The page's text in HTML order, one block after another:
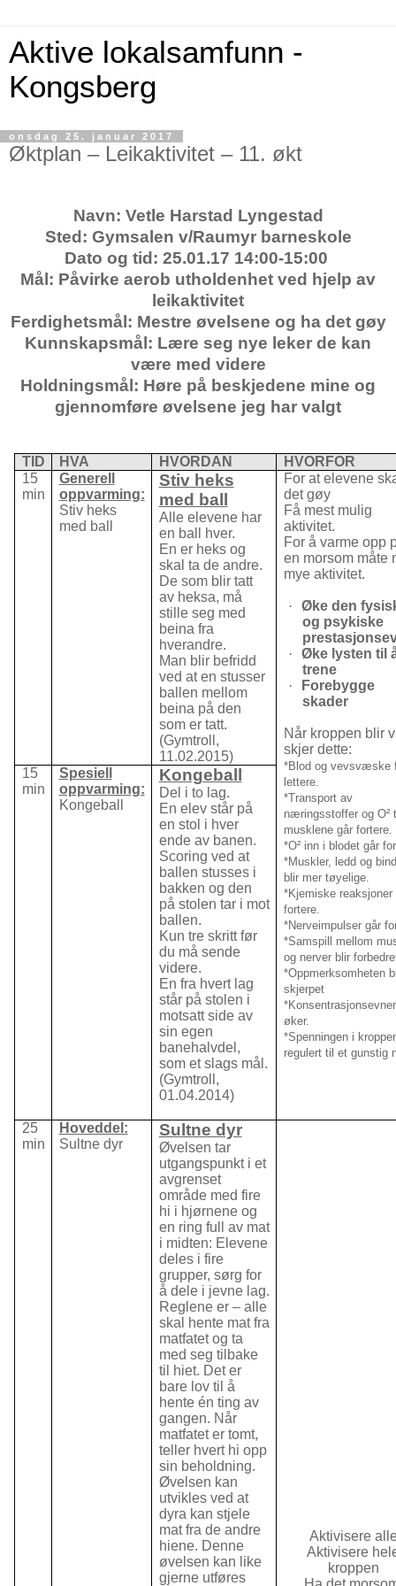
Aktive lokalsamfunn -
Kongsberg
onsdag 25. januar 2017
Øktplan – Leikaktivitet – 11. økt
Navn: Vetle Harstad Lyngestad
Sted: Gymsalen v/Raumyr barneskole
Dato og tid: 25.01.17 14:00-15:00
Mål: Påvirke aerob utholdenhet ved hjelp av
leikaktivitet
Ferdighetsmål: Mestre øvelsene og ha det gøy
Kunnskapsmål: Lære seg nye leker de kan
være med videre
Holdningsmål: Høre på beskjedene mine og
gjennomføre øvelsene jeg har valgt
TID HVA HVORDAN
HVORFOR
15
min
Generell
oppvarming:
Stiv heks
med ball
Stiv heks
med ball
Alle elevene har
en ball hver.
En er heks og
skal ta de andre.
De som blir tatt
av heksa, må
stille seg med
beina fra
hverandre.
Man blir befridd
ved at en stusser
ballen mellom
beina på den
som er tatt.
(Gymtroll,
11.02.2015)
For at elevene
det gøy
Få mest mulig
aktivitet.
For å varme opp
en morsom måte
mye aktivitet.
·
Øke den
og psykiske
·
Øke lysten til
trene
·
Forebygge
skader
Når kroppen blir
skjer dette:
*Blod og vevsvæske
lettere.
*Transport av
næringsstoffer og O²
musklene går fortere.
*O² inn i blodet går
*Muskler, ledd og
blir mer tøyelige.
*Kjemiske reaksjoner
fortere.
*Nerveimpulser går
*Samspill mellom
og nerver blir
*Oppmerksomheten
skjerpet
øker.
*Spenningen i
regulert til et gunstig
15
min
Spesiell
oppvarming:
Kongeball
Kongeball
Del i to lag.
En elev står på
en stol i hver
ende av banen.
Scoring ved at
ballen stusses i
bakken og den
på stolen tar i mot
ballen.
Kun tre skritt før
du må sende
videre.
En fra hvert lag
står på stolen i
motsatt side av
sin egen
banehalvdel,
som et slags mål.
(Gymtroll,
01.04.2014)
25
min
Hoveddel:
Sultne dyr
Sultne dyr
Øvelsen tar
utgangspunkt i et
avgrenset
område med fire
hi i hjørnene og
en ring full av mat
i midten: Elevene
deles i fire
grupper, sørg for
å dele i jevne lag.
Reglene er – alle
skal hente mat fra
matfatet og ta
med seg tilbake
til hiet. Det er
bare lov til å
hente én ting av
gangen. Når
matfatet er tomt,
teller hvert hi opp
sin beholdning.
Øvelsen kan
utvikles ved at
dyra kan stjele
mat fra de andre
hiene. Denne
øvelsen kan like
gjerne utføres
Aktivisere
Aktivisere
kroppen